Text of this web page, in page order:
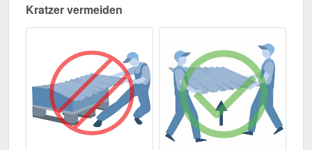
Kratzer vermeiden